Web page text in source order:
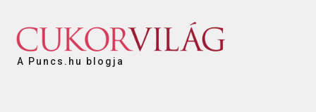
A Puncs.hu blogja